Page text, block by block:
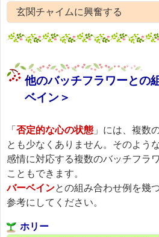
玄関チャイムに興奮する
他のバッチフラワーとの
ベイン＞
「 否定的な心の状態 」には、複数
とも少なくありません。そのよう
感情に対応する複数のバッチフラ
こともできます。
バーベインとの組み合わせ例を幾
参考にしてください。
ホリー